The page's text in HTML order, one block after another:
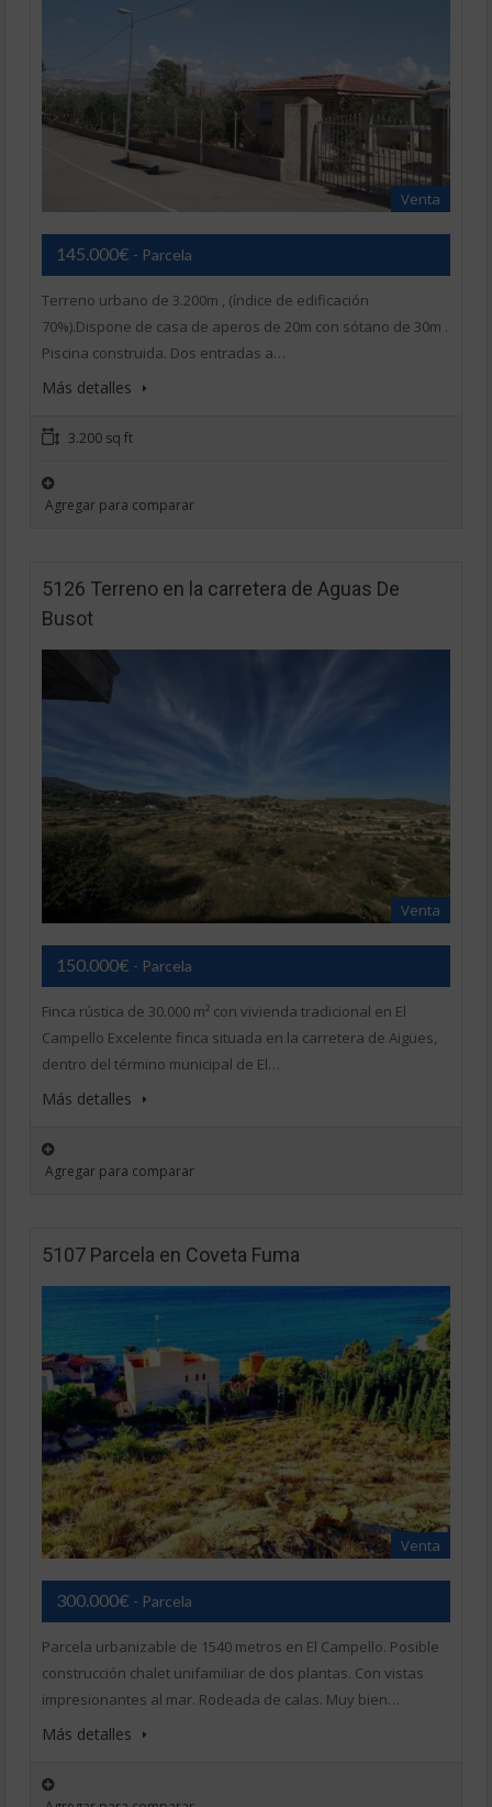
Venta
145.000€ - Parcela
Terreno urbano de 3.200m , (índice de edificación
70%).Dispone de casa de aperos de 20m con sótano de 30m .
Piscina construida. Dos entradas a…
Más detalles
3.200 sq ft
Agregar para comparar
5126 Terreno en la carretera de Aguas De
Busot
Venta
150.000€ - Parcela
Finca rústica de 30.000 m² con vivienda tradicional en El
Campello Excelente finca situada en la carretera de Aigües,
dentro del término municipal de El…
Más detalles
Agregar para comparar
5107 Parcela en Coveta Fuma
Venta
300.000€ - Parcela
Parcela urbanizable de 1540 metros en El Campello. Posible
construcción chalet unifamiliar de dos plantas. Con vistas
impresionantes al mar. Rodeada de calas. Muy bien…
Más detalles